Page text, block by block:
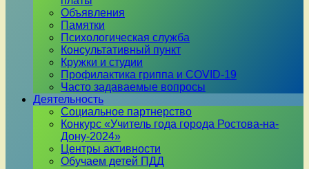
Объявления
Памятки
Психологическая служба
Консультативный пункт
Кружки и студии
Профилактика гриппа и COVID-19
Часто задаваемые вопросы
Деятельность
Социальное партнерство
Конкурс «Учитель года города Ростова-на-
Дону-2024»
Центры активности
Обучаем детей ПДД